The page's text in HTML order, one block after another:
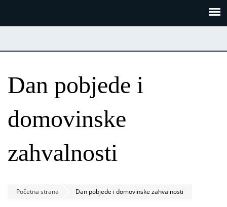
Dan pobjede i
domovinske
zahvalnosti
Početna strana Dan pobjede i domovinske zahvalnosti